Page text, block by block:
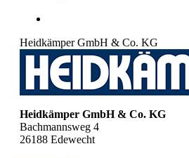
Heidkämper GmbH & Co. KG
Heidkämper GmbH & Co. KG
Bachmannsweg 4
26188 Edewecht